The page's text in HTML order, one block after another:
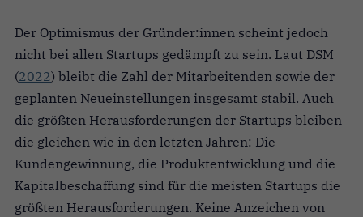
Der Optimismus der Gründer:innen scheint jedoch
nicht bei allen Startups gedämpft zu sein. Laut DSM
(2022) bleibt die Zahl der Mitarbeitenden sowie der
geplanten Neueinstellungen insgesamt stabil. Auch
die größten Herausforderungen der Startups bleiben
die gleichen wie in den letzten Jahren: Die
Kundengewinnung, die Produktentwicklung und die
Kapitalbeschaffung sind für die meisten Startups die
größten Herausforderungen. Keine Anzeichen von